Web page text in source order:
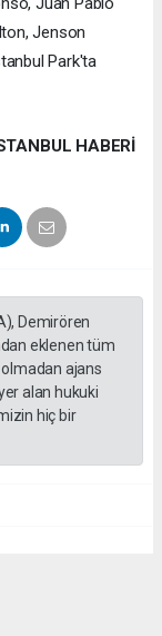
Jenson
Park'ta
HABERİ
Demirören
eklenen tüm
ajans
alan hukuki
hiç bir